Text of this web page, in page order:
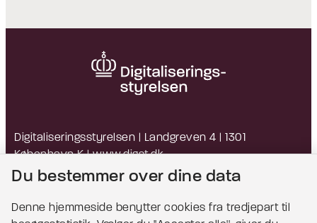
Digitaliseringsstyrelsen | Landgreven 4 | 1301
København K |www.digst.dk
EAN: 5798009814203 | CVR: 34051178
Du bestemmer over dine data
Denne hjemmeside benytter cookies fra tredjepart til